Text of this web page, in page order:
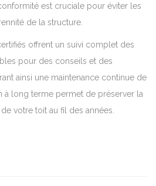
est cruciale pour éviter les
de la structure.
offrent un suivi complet des
pour des conseils et des
ainsi une maintenance continue de
à long terme permet de préserver la
votre toit au fil des années.